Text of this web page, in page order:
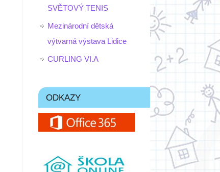
SVĚTOVÝ TENIS
Mezinárodní dětská
výtvarná výstava Lidice
CURLING VI.A
ODKAZY